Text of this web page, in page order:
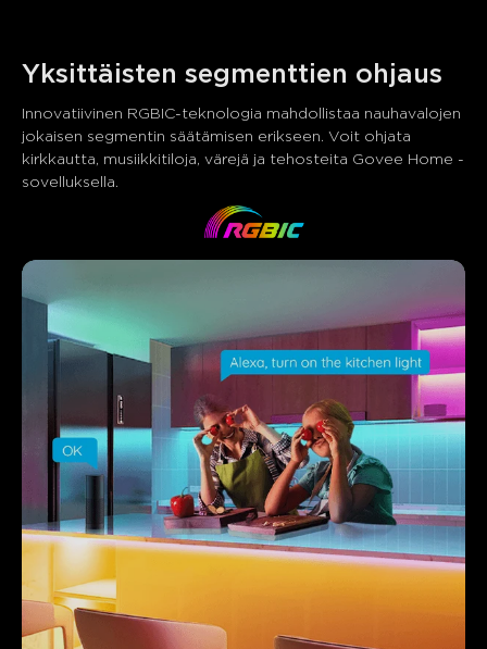
Yksittäisten segmenttien ohjaus
Innovatiivinen RGBIC-teknologia mahdollistaa nauhavalojen
jokaisen segmentin säätämisen erikseen. Voit ohjata
kirkkautta, musiikkitiloja, värejä ja tehosteita Govee Home -
sovelluksella.
Mitä asiakkaat sanovat
0
Asiakkaat mainitsevat PositiivinenNegatiivinen
Tekoälyn luoma asiakasarvostelujen tekstistä